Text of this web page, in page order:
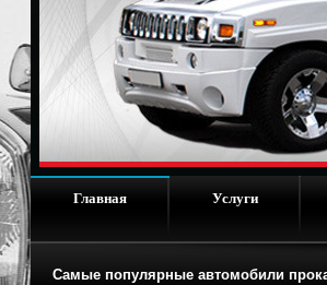
Главная Услуги
Самые популярные автомобили